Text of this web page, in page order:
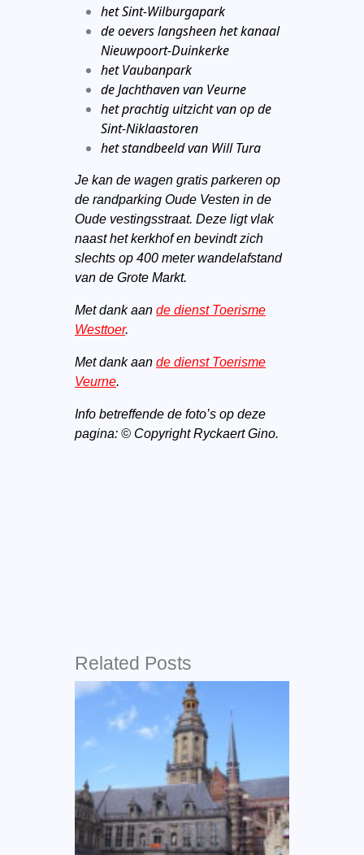
het Sint-Wilburgapark
de oevers langsheen het kanaal
Nieuwpoort-Duinkerke
het Vaubanpark
de Jachthaven van Veurne
het prachtig uitzicht van op de
Sint-Niklaastoren
het standbeeld van Will Tura
Je kan de wagen gratis parkeren op
de randparking Oude Vesten in de
Oude vestingsstraat. Deze ligt vlak
naast het kerkhof en bevindt zich
slechts op 400 meter wandelafstand
van de Grote Markt.
Met dank aan de dienst Toerisme
Westtoer.
Met dank aan de dienst Toerisme
Veurne.
Info betreffende de foto’s op deze
pagina: © Copyright Ryckaert Gino.
Related Posts